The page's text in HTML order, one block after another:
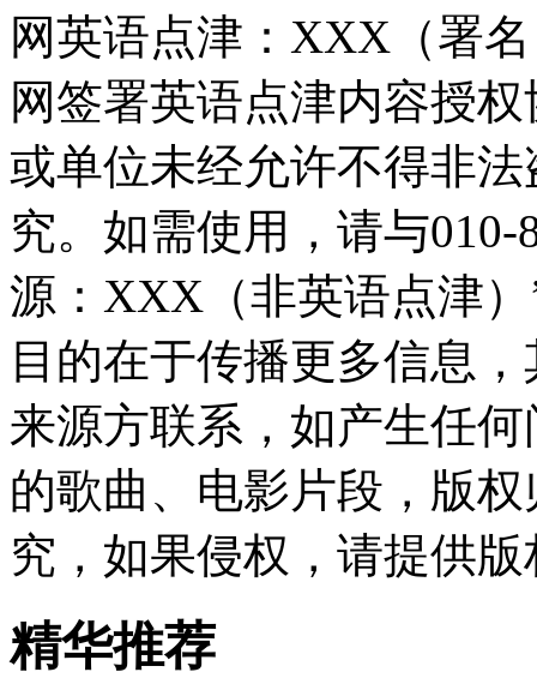
网英语点津：XXX（署
网签署英语点津内容授
或单位未经允许不得非
究。如需使用，请与010-
源：XXX（非英语点津
目的在于传播更多信息
来源方联系，如产生任
的歌曲、电影片段，版
究，如果侵权，请提供
精华推荐